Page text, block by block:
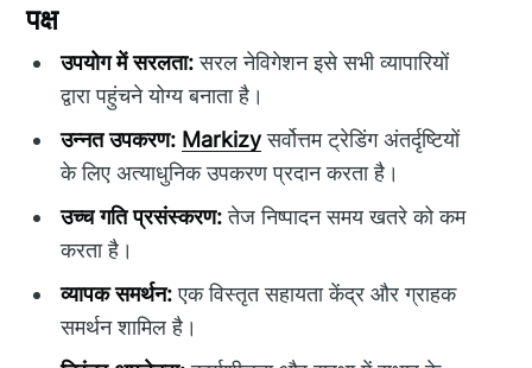
पक्ष
उपयोग में सरलता:सरल नेविगेशन इसे सभी व्यापारियों
द्वारा पहुंचने योग्य बनाता है।
उन्नत उपकरण: Markizyसर्वोत्तम ट्रेडिंग अंतर्दृष्टियों
के लिए अत्याधुनिक उपकरण प्रदान करता है।
उच्च गति प्रसंस्करण:तेज निष्पादन समय खतरे को कम
करता है।
व्यापक समर्थन:एक विस्तृत सहायता केंद्र और ग्राहक
समर्थन शामिल है।